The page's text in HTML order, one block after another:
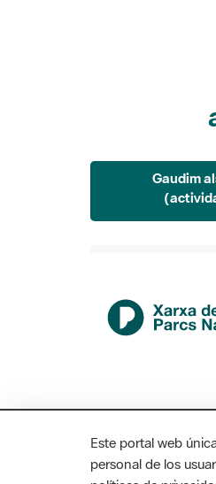
Gaudim
Este portal web
personal de los